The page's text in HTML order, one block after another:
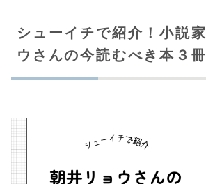
シューイチで紹介！小説
ウさんの今読むべき本３冊